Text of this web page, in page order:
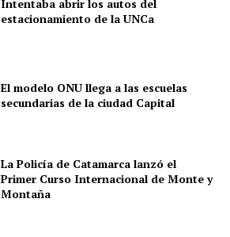
Intentaba abrir los autos del
estacionamiento de la UNCa
El modelo ONU llega a las escuelas
secundarias de la ciudad Capital
La Policía de Catamarca lanzó el
Primer Curso Internacional de Monte y
Montaña